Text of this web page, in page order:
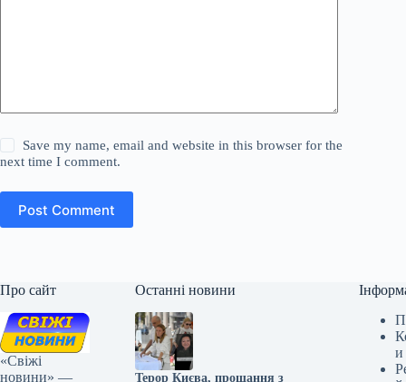
Save my name, email and website in this browser for the
next time I comment.
Post Comment
Про сайт
«Свіжі
новини» —
Останні новини
Терор Києва, прощання з
и